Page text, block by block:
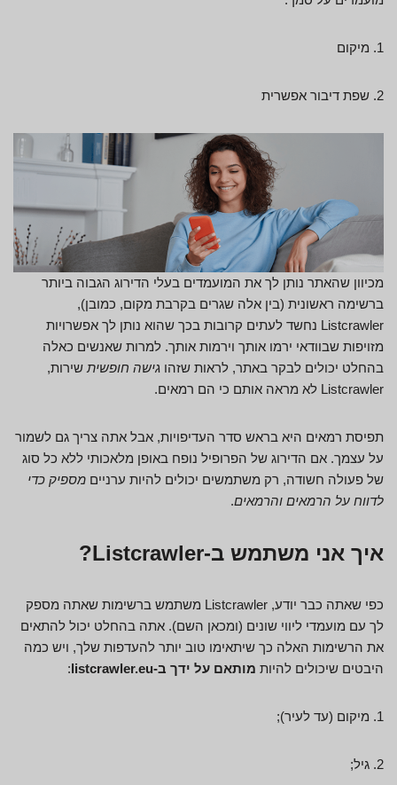
1. מיקום
2. שפת דיבור אפשרית
מכיוון שהאתר נותן לך את המועמדים בעלי הדירוג הגבוה ביותר
ברשימה ראשונית (בין אלה שגרים בקרבת מקום, כמובן),
Listcrawler נחשד לעתים קרובות בכך שהוא נותן לך אפשרויות
מזויפות שבוודאי ירמו אותך וירמות אותך. למרות שאנשים כאלה
בהחלט יכולים לבקר באתר, לראות שזהו גישה חופשית שירות,
Listcrawler לא מראה אותם כי הם רמאים.
תפיסת רמאים היא בראש סדר העדיפויות, אבל אתה צריך גם לשמור
על עצמך. אם הדירוג של הפרופיל נופח באופן מלאכותי ללא כל סוג
של פעולה חשודה, רק משתמשים יכולים להיות ערניים מספיק כדי
לדווח על הרמאים והרמאים.
איך אני משתמש ב-Listcrawler?
כפי שאתה כבר יודע, Listcrawler משתמש ברשימות שאתה מספק
לך עם מועמדי ליווי שונים (ומכאן השם). אתה בהחלט יכול להתאים
את הרשימות האלה כך שיתאימו טוב יותר להעדפות שלך, ויש כמה
היבטים שיכולים להיות מותאם על ידך ב-listcrawler.eu :
1. מיקום (עד לעיר);
2. גיל;